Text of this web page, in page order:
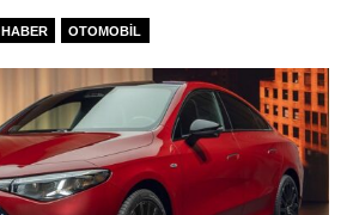
HABER OTOMOBIL